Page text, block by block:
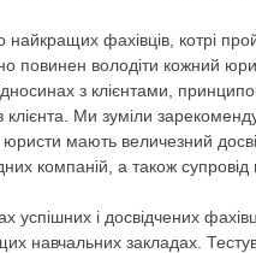
фахівців, котрі
повинен володіти кожний
з клієнтами,
клієнта. Ми зуміли
мають величезний
компаній, а також
і досвідчених
навчальних закладах.